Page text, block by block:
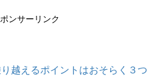
ンサーリンク
越えるポイントはおそらく３つ